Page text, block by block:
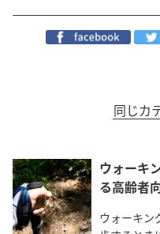
同じカ
ウォーキ
る高齢者
ウォーキン